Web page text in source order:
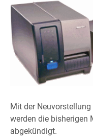
Mit der
werden die bisherigen
abgekündigt.